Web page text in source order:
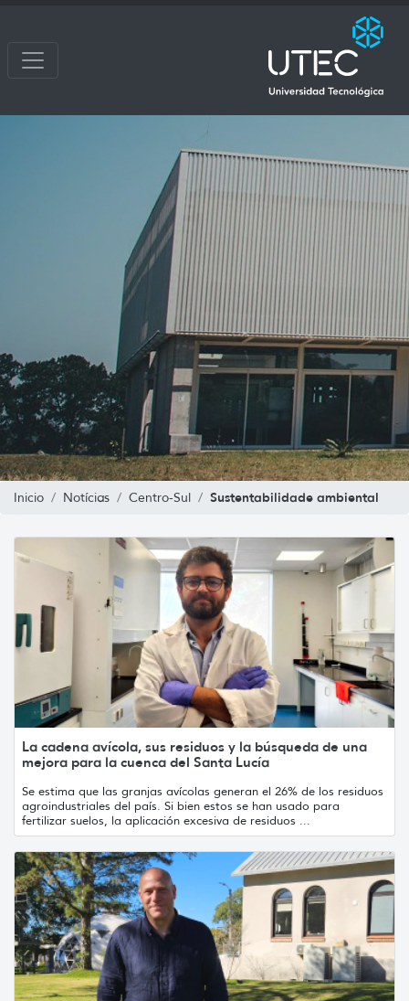
Inicio Notícias Centro-Sul Sustentabilidade ambiental
La cadena avícola, sus residuos y la búsqueda de una
mejora para la cuenca del Santa Lucía
Se estima que las granjas avícolas generan el 26% de los residuos
agroindustriales del país. Si bien estos se han usado para
fertilizar suelos, la aplicación excesiva de residuos ...